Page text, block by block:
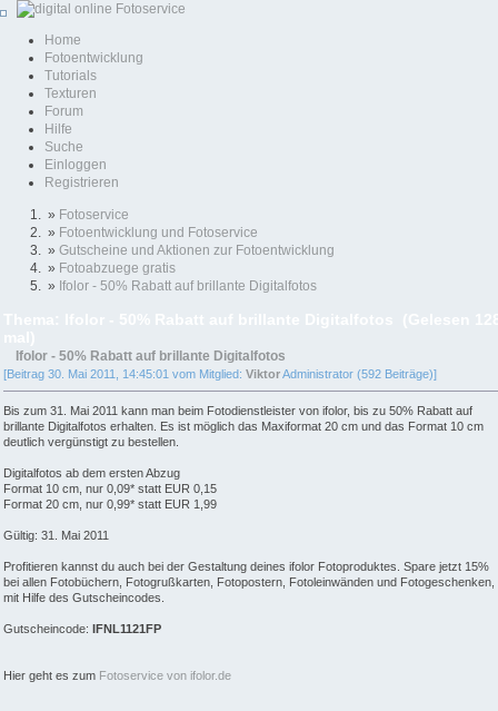
Home
Fotoentwicklung
Tutorials
Texturen
Forum
Hilfe
Suche
Einloggen
Registrieren
» Fotoservice
» Fotoentwicklung und Fotoservice
» Gutscheine und Aktionen zur Fotoentwicklung
» Fotoabzuege gratis
» Ifolor - 50% Rabatt auf brillante Digitalfotos
Ifolor - 50% Rabatt auf brillante Digitalfotos
[Beitrag 30. Mai 2011, 14:45:01 vom Mitglied: ViktorAdministrator (592 Beiträge)]
Bis zum 31. Mai 2011 kann man beim Fotodienstleister von ifolor, bis zu 50% Rabatt auf
brillante Digitalfotos erhalten. Es ist möglich das Maxiformat 20 cm und das Format 10 cm
deutlich vergünstigt zu bestellen.
Digitalfotos ab dem ersten Abzug
Format 10 cm, nur 0,09* statt EUR 0,15
Format 20 cm, nur 0,99* statt EUR 1,99
Gültig: 31. Mai 2011
Profitieren kannst du auch bei der Gestaltung deines ifolor Fotoproduktes. Spare jetzt 15%
bei allen Fotobüchern, Fotogrußkarten, Fotopostern, Fotoleinwänden und Fotogeschenken,
mit Hilfe des Gutscheincodes.
Gutscheincode: IFNL1121FP
Hier geht es zum Fotoservice von ifolor.de